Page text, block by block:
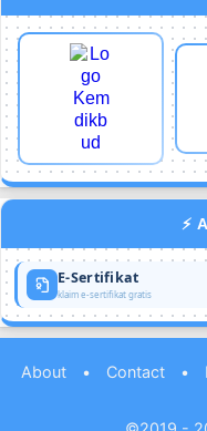
⚡
E-Sertifikat
klaim e-sertifikat gratis
About • Contact •